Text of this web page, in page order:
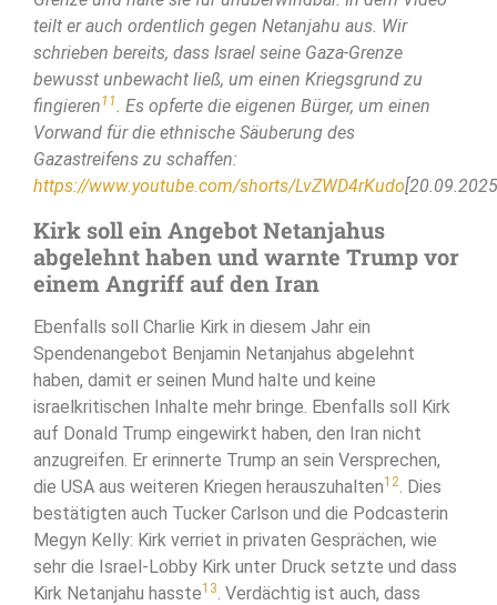
teilt er auch ordentlich gegen Netanjahu aus. Wir
schrieben bereits, dass Israel seine Gaza-Grenze
bewusst unbewacht ließ, um einen Kriegsgrund zu
fingieren11. Es opferte die eigenen Bürger, um einen
Vorwand für die ethnische Säuberung des
Gazastreifens zu schaffen:
https://www.youtube.com/shorts/LvZWD4rKudo
Kirk soll ein Angebot Netanjahus
abgelehnt haben und warnte Trump vor
einem Angriff auf den Iran
Ebenfalls soll Charlie Kirk in diesem Jahr ein
Spendenangebot Benjamin Netanjahus abgelehnt
haben, damit er seinen Mund halte und keine
israelkritischen Inhalte mehr bringe. Ebenfalls soll Kirk
auf Donald Trump eingewirkt haben, den Iran nicht
anzugreifen. Er erinnerte Trump an sein Versprechen,
die USA aus weiteren Kriegen herauszuhalten12. Dies
bestätigten auch Tucker Carlson und die Podcasterin
Megyn Kelly: Kirk verriet in privaten Gesprächen, wie
sehr die Israel-Lobby Kirk unter Druck setzte und dass
Kirk Netanjahu hasste13. Verdächtig ist auch, dass